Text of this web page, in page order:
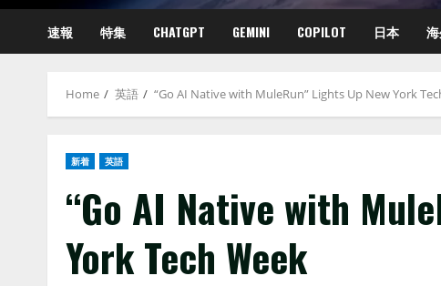
速報 特集 CHATGPT GEMINI COPILOT 日本
Home 英語 “Go AI Native with MuleRun” Lights Up New York
新着 英語
“Go AI Native with
York Tech Week